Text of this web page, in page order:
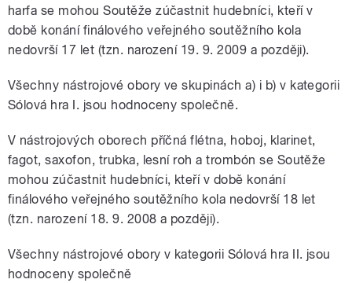
harfa se mohou Soutěže zúčastnit hudebníci, kteří v
době konání finálového veřejného soutěžního kola
nedovrší 17 let (tzn. narození 19. 9. 2009 a později).
Všechny nástrojové obory ve skupinách a) i b) v kategorii
Sólová hra I. jsou hodnoceny společně.
V nástrojových oborech příčná flétna, hoboj, klarinet,
fagot, saxofon, trubka, lesní roh a trombón se Soutěže
mohou zúčastnit hudebníci, kteří v době konání
finálového veřejného soutěžního kola nedovrší 18 let
(tzn. narození 18. 9. 2008 a později).
Všechny nástrojové obory v kategorii Sólová hra II. jsou
hodnoceny společně